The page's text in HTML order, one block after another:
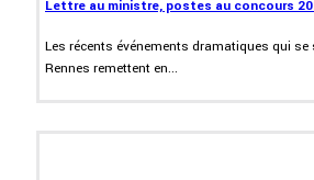
Lettre au ministre, postes au concours
Les récents événements dramatiques qui se
Rennes remettent en...